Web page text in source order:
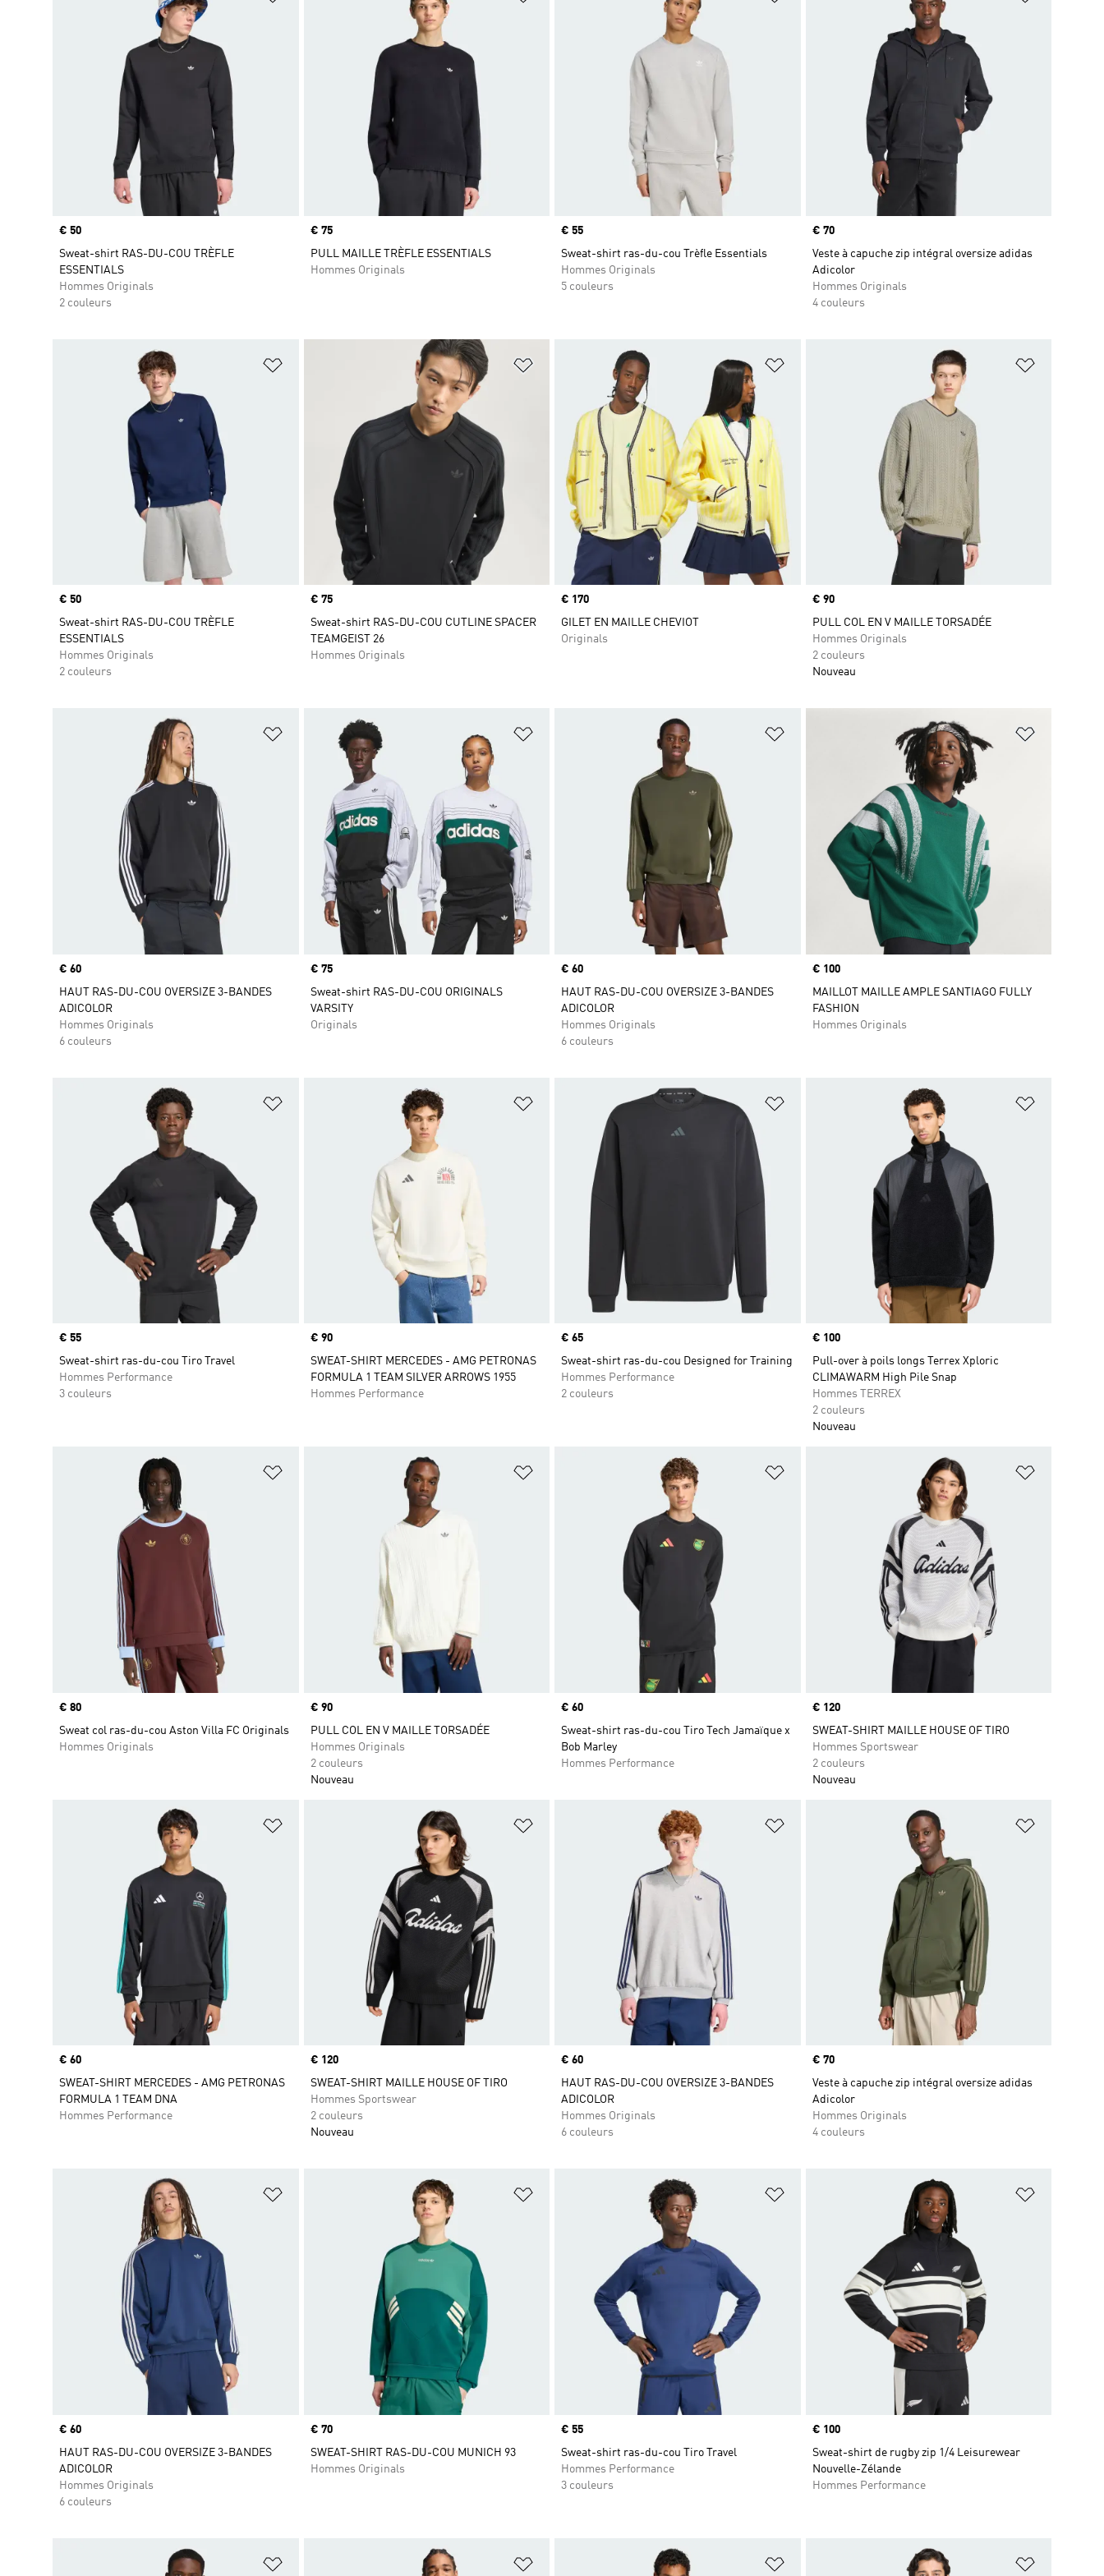
Prix
€ 50
Sweat-shirt RAS-DU-COU TRÈFLE
ESSENTIALS
Hommes Originals
2 couleurs
Prix
€ 75
PULL MAILLE TRÈFLE ESSENTIALS
Hommes Originals
Prix
€ 55
Sweat-shirt ras-du-cou Trèfle Essentials
Hommes Originals
5 couleurs
Prix
€ 70
Veste à capuche zip intégral oversize adidas
Adicolor
Hommes Originals
4 couleurs
Ajouter à la Liste de produits favoris
Prix
€ 50
Sweat-shirt RAS-DU-COU TRÈFLE
ESSENTIALS
Hommes Originals
2 couleurs
Ajouter à la Liste de produits favoris
Prix
€ 75
Sweat-shirt RAS-DU-COU CUTLINE SPACER
TEAMGEIST 26
Hommes Originals
Ajouter à la Liste de produits favoris
Prix
€ 170
GILET EN MAILLE CHEVIOT
Originals
Prix
€ 90
PULL COL EN V MAILLE TORSADÉE
Hommes Originals
2 couleurs
Nouveau
Ajouter à la Liste de produits favoris
Prix
€ 60
HAUT RAS-DU-COU OVERSIZE 3-BANDES
ADICOLOR
Hommes Originals
6 couleurs
Ajouter à la Liste de produits favoris
Prix
€ 75
Sweat-shirt RAS-DU-COU ORIGINALS
VARSITY
Originals
Ajouter à la Liste de produits favoris
Prix
€ 60
HAUT RAS-DU-COU OVERSIZE 3-BANDES
ADICOLOR
Hommes Originals
6 couleurs
Prix
€ 100
MAILLOT MAILLE AMPLE SANTIAGO FULLY
FASHION
Hommes Originals
Ajouter à la Liste de produits favoris
Prix
€ 55
Sweat-shirt ras-du-cou Tiro Travel
Hommes Performance
3 couleurs
Ajouter à la Liste de produits favoris
Prix
€ 90
SWEAT-SHIRT MERCEDES - AMG PETRONAS
FORMULA 1 TEAM SILVER ARROWS 1955
Hommes Performance
Ajouter à la Liste de produits favoris
Prix
€ 65
Sweat-shirt ras-du-cou Designed for Training
Hommes Performance
2 couleurs
Prix
€ 100
Pull-over à poils longs Terrex Xploric
CLIMAWARM High Pile Snap
Hommes TERREX
2 couleurs
Nouveau
Ajouter à la Liste de produits favoris
Prix
€ 80
Sweat col ras-du-cou Aston Villa FC Originals
Hommes Originals
Ajouter à la Liste de produits favoris
Prix
€ 90
PULL COL EN V MAILLE TORSADÉE
Hommes Originals
2 couleurs
Nouveau
Ajouter à la Liste de produits favoris
Prix
€ 60
Sweat-shirt ras-du-cou Tiro Tech Jamaïque x
Bob Marley
Hommes Performance
Prix
€ 120
SWEAT-SHIRT MAILLE HOUSE OF TIRO
Hommes Sportswear
2 couleurs
Nouveau
Ajouter à la Liste de produits favoris
Prix
€ 60
SWEAT-SHIRT MERCEDES - AMG PETRONAS
FORMULA 1 TEAM DNA
Hommes Performance
Ajouter à la Liste de produits favoris
Prix
€ 120
SWEAT-SHIRT MAILLE HOUSE OF TIRO
Hommes Sportswear
2 couleurs
Nouveau
Ajouter à la Liste de produits favoris
Prix
€ 60
HAUT RAS-DU-COU OVERSIZE 3-BANDES
ADICOLOR
Hommes Originals
6 couleurs
Prix
€ 70
Veste à capuche zip intégral oversize adidas
Adicolor
Hommes Originals
4 couleurs
Ajouter à la Liste de produits favoris
Prix
€ 60
HAUT RAS-DU-COU OVERSIZE 3-BANDES
ADICOLOR
Hommes Originals
6 couleurs
Ajouter à la Liste de produits favoris
Prix
€ 70
SWEAT-SHIRT RAS-DU-COU MUNICH 93
Hommes Originals
Ajouter à la Liste de produits favoris
Prix
€ 55
Sweat-shirt ras-du-cou Tiro Travel
Hommes Performance
3 couleurs
Prix
€ 100
Sweat-shirt de rugby zip 1/4 Leisurewear
Nouvelle-Zélande
Hommes Performance
Ajouter à la Liste de produits favoris Ajouter à la Liste de produits favoris Ajouter à la Liste de produits favoris